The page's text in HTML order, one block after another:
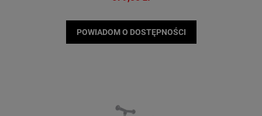
POWIADOM O DOSTĘPNOŚCI